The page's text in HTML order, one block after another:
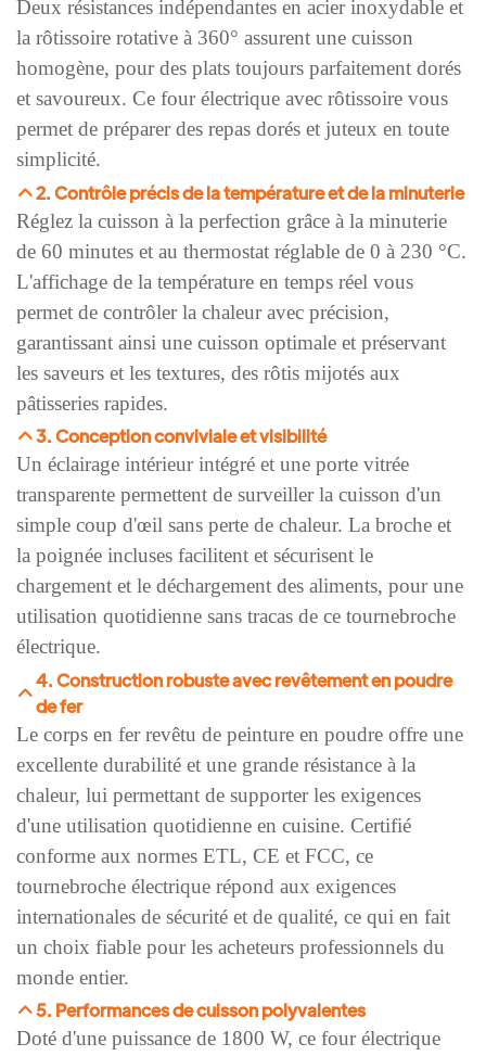
Deux résistances indépendantes en acier inoxydable et
la rôtissoire rotative à 360° assurent une cuisson
homogène, pour des plats toujours parfaitement dorés
et savoureux. Ce four électrique avec rôtissoire vous
permet de préparer des repas dorés et juteux en toute
simplicité.
2. Contrôle précis de la température et de la minuterie
Réglez la cuisson à la perfection grâce à la minuterie
de 60 minutes et au thermostat réglable de 0 à 230 °C.
L'affichage de la température en temps réel vous
permet de contrôler la chaleur avec précision,
garantissant ainsi une cuisson optimale et préservant
les saveurs et les textures, des rôtis mijotés aux
pâtisseries rapides.
3. Conception conviviale et visibilité
Un éclairage intérieur intégré et une porte vitrée
transparente permettent de surveiller la cuisson d'un
simple coup d'œil sans perte de chaleur. La broche et
la poignée incluses facilitent et sécurisent le
chargement et le déchargement des aliments, pour une
utilisation quotidienne sans tracas de ce tournebroche
électrique.
4. Construction robuste avec revêtement en poudre
de fer
Le corps en fer revêtu de peinture en poudre offre une
excellente durabilité et une grande résistance à la
chaleur, lui permettant de supporter les exigences
d'une utilisation quotidienne en cuisine. Certifié
conforme aux normes ETL, CE et FCC, ce
tournebroche électrique répond aux exigences
internationales de sécurité et de qualité, ce qui en fait
un choix fiable pour les acheteurs professionnels du
monde entier.
5. Performances de cuisson polyvalentes
Doté d'une puissance de 1800 W, ce four électrique